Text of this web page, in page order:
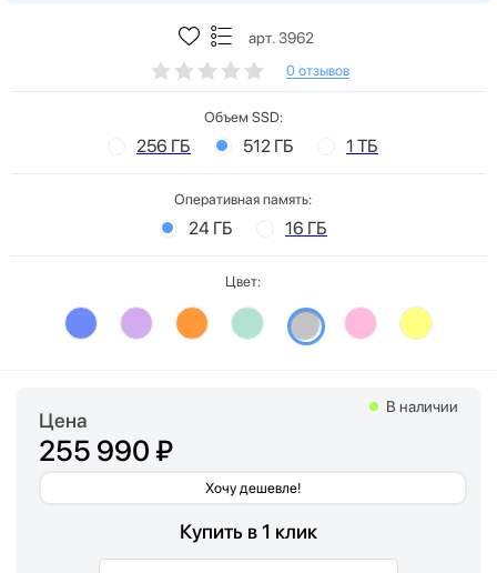
арт. 3962
0 отзывов
Объем SSD:
256 ГБ 512 ГБ 1 ТБ
Оперативная память:
24 ГБ 16 ГБ
Цвет:
Цена
255 990 ₽
Хочу дешевле!
В наличии
Купить в 1 клик